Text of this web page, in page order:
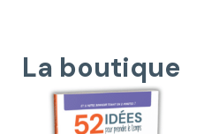
La boutique